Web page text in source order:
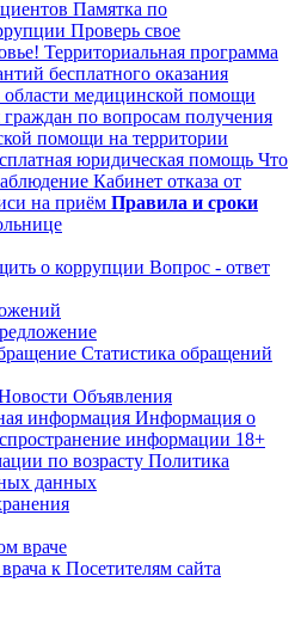
Памятка по
Проверь свое
Территориальная программа
бесплатного оказания
медицинской помощи
по вопросам получения
помощи на территории
юридическая помощь Что
Кабинет отказа от
на приём Правила и сроки
о коррупции Вопрос - ответ
Статистика обращений
Объявления
информация Информация о
информации 18+
по возрасту Политика
данных
враче
к Посетителям сайта